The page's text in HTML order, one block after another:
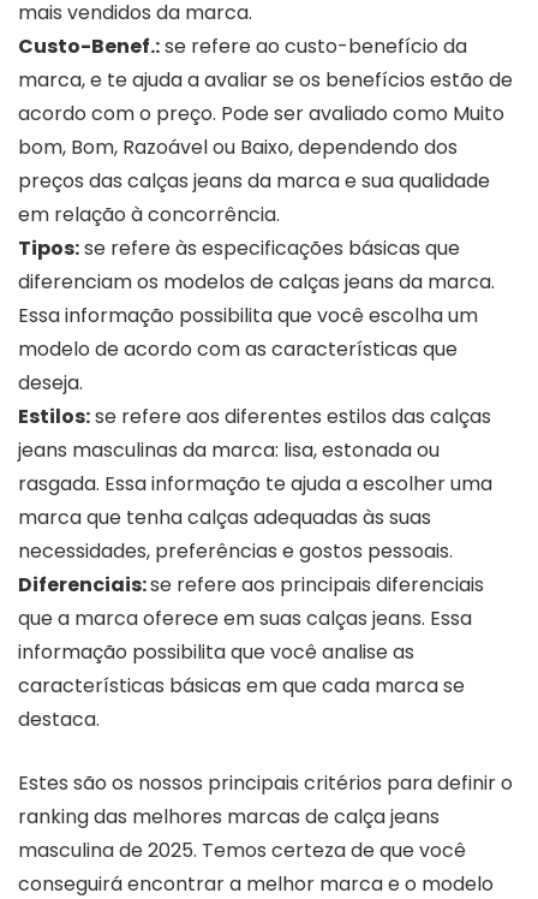
mais vendidos da marca.
Custo-Benef.:se refere ao custo-benefício da
marca, e te ajuda a avaliar se os benefícios estão de
acordo com o preço. Pode ser avaliado como Muito
bom, Bom, Razoável ou Baixo, dependendo dos
preços das calças jeans da marca e sua qualidade
em relação à concorrência.
Tipos:se refere às especificações básicas que
diferenciam os modelos de calças jeans da marca.
Essa informação possibilita que você escolha um
modelo de acordo com as características que
deseja.
Estilos:se refere aos diferentes estilos das calças
jeans masculinas da marca: lisa, estonada ou
rasgada. Essa informação te ajuda a escolher uma
marca que tenha calças adequadas às suas
necessidades, preferências e gostos pessoais.
Diferenciais:se refere aos principais diferenciais
que a marca oferece em suas calças jeans. Essa
informação possibilita que você analise as
características básicas em que cada marca se
destaca.
Estes são os nossos principais critérios para definir o
ranking das melhores marcas de calça jeans
masculina de 2025. Temos certeza de que você
conseguirá encontrar a melhor marca e o modelo